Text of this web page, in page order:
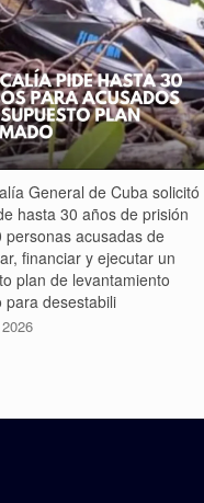
General de Cuba solicitó
hasta 30 años de prisión
personas acusadas de
financiar y ejecutar un
plan de levantamiento
para desestabili